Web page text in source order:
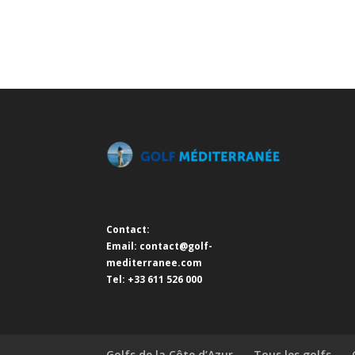
Contact:
Email: contact@golf-
mediterranee.com
Tel: +33 611 526 000